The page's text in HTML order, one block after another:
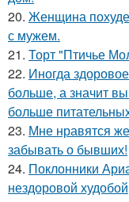
20. Женщина
с мужем.
21. Торт "Птичье
22. Иногда
больше, а значит
больше
23. Мне нравятся
забывать о бывших!
24. Поклонники
нездоровой